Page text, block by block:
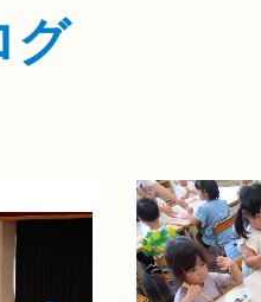
グ